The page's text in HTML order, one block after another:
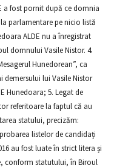
a fost pornit după ce domnia
parlamentare pe nicio listă
ALDE nu a înregistrat
domnului Vasile Nistor. 4.
Hunedorean”, ca
lui Vasile Nistor
Hunedoara; 5. Legat de
referitoare la faptul că au
statului, precizăm:
listelor de candidați
au fost luate în strict litera și
conform statutului, în Biroul